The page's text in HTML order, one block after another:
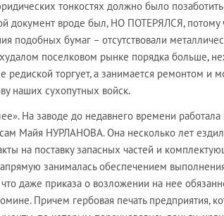
тонкостях должно было
документ вроде был, НО ПОТЕРЯЛСЯ, потому
подобных бумаг – отсутствовали
поселковом рынке порядка больше,
редиской торгует, а занимается ремонтом и
наших сухопутных войск.
На заводе до недавнего времени
Майя НУРЛАНОВА. Она несколько лет
на поставку запасных частей и
занималась обеспечением
даже приказа о возложении на нее
Причем гербовая печать предприятия,